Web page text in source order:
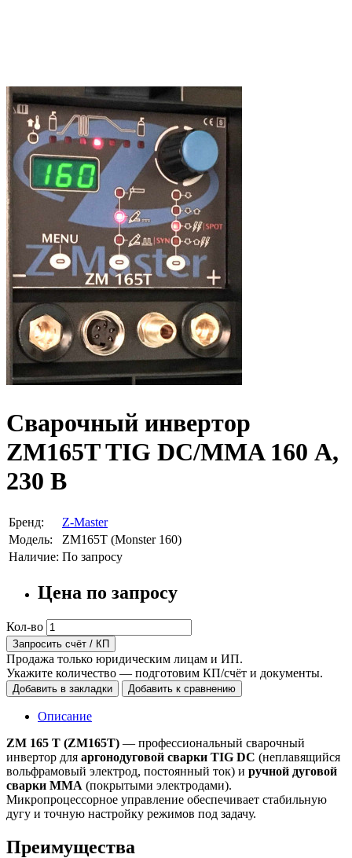
Сварочный инвертор
ZM165T TIG DC/MMA 160 А,
230 В
Бренд:
Z-Master
Модель:
ZM165T (Monster 160)
Наличие: По запросу
Цена по запросу
Кол-во
Запросить счёт / КП
Продажа только юридическим лицам и ИП.
Укажите количество — подготовим КП/счёт и документы.
Добавить в закладки Добавить к сравнению
Описание
ZM 165 T (ZM165T) — профессиональный сварочный
инвертор для аргонодуговой сварки TIG DC (неплавящийся
вольфрамовый электрод, постоянный ток) и ручной дуговой
сварки MMA (покрытыми электродами).
Микропроцессорное управление обеспечивает стабильную
дугу и точную настройку режимов под задачу.
Преимущества